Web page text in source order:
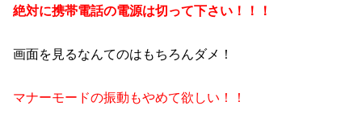
絶対に携帯電話の電源は切って下さい！！！
画面を見るなんてのはもちろんダメ！
マナーモードの振動もやめて欲しい！！